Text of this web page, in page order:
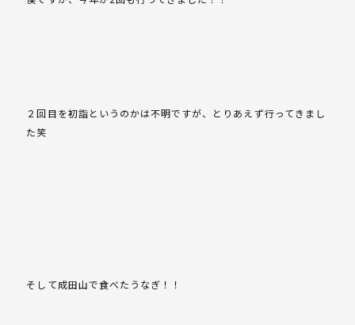
２回目を初詣というのかは不明ですが、とりあえず行ってきまし
た笑
そして成田山で食べたうなぎ！！